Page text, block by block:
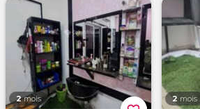
2 mois 2 mois